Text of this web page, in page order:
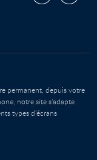
permanent, depuis votre
notre site s’adapte
types d'écrans